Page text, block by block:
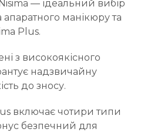
— ідеальний вибір
манікюру та
Plus.
з високоякісного
надзвичайну
до зносу.
включає чотири типи
безпечний для